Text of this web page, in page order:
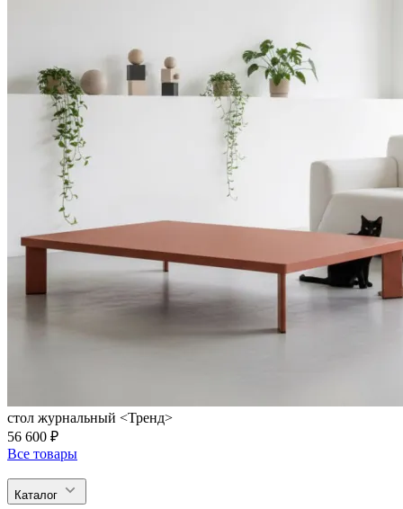
стол журнальный <Тренд>
56 600 ₽
Все товары
Каталог